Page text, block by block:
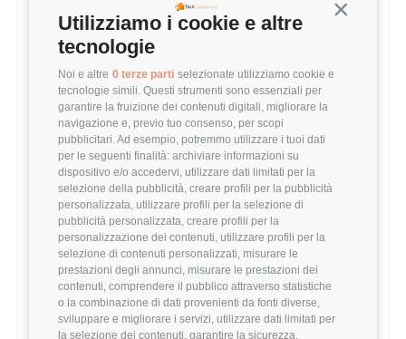
Continua
Utilizziamo i cookie e altre
tecnologie
Noi e altre 0 terze parti selezionate utilizziamo cookie e
tecnologie simili. Questi strumenti sono essenziali per
garantire la fruizione dei contenuti digitali, migliorare la
navigazione e, previo tuo consenso, per scopi
pubblicitari. Ad esempio, potremmo utilizzare i tuoi dati
per le seguenti finalità: archiviare informazioni su
dispositivo e/o accedervi, utilizzare dati limitati per la
selezione della pubblicità, creare profili per la pubblicità
personalizzata, utilizzare profili per la selezione di
pubblicità personalizzata, creare profili per la
personalizzazione dei contenuti, utilizzare profili per la
selezione di contenuti personalizzati, misurare le
prestazioni degli annunci, misurare le prestazioni dei
contenuti, comprendere il pubblico attraverso statistiche
o la combinazione di dati provenienti da fonti diverse,
sviluppare e migliorare i servizi, utilizzare dati limitati per
la selezione dei contenuti, garantire la sicurezza,
Statistiche
Campione
47 stipendi
Esperienza
7-9 anni
Vuoi comparare il tuo
stipendio?